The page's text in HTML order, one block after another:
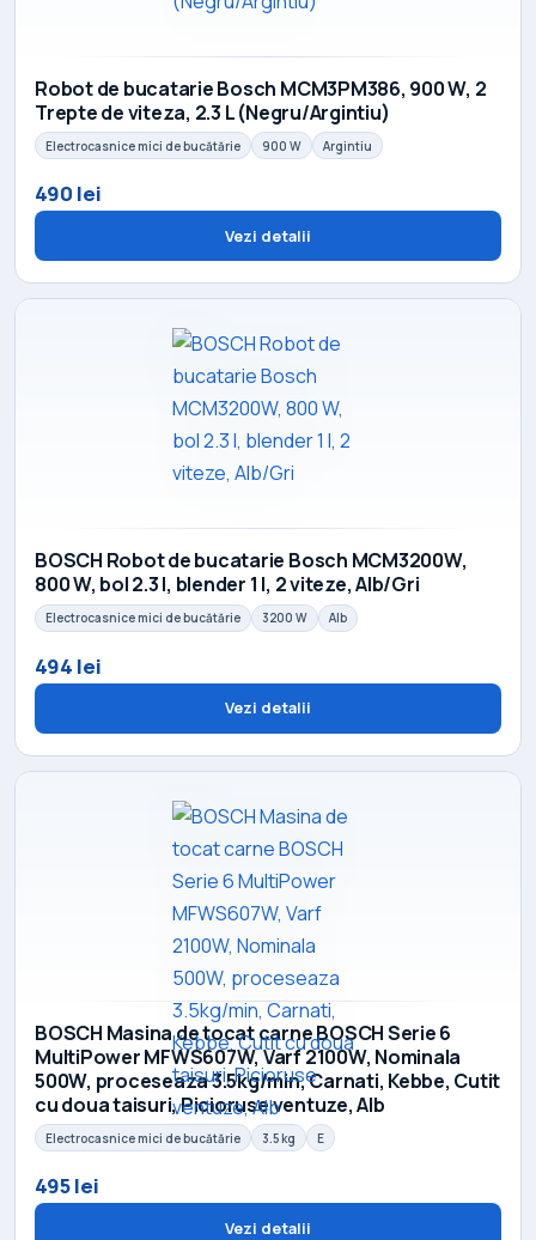
Robot de bucatarie Bosch MCM3PM386, 900 W, 2
Trepte de viteza, 2.3 L (Negru/Argintiu)
Electrocasnice mici de bucătărie 900 W Argintiu
490 lei
Vezi detalii
BOSCH Robot de bucatarie Bosch MCM3200W,
800 W, bol 2.3 l, blender 1 l, 2 viteze, Alb/Gri
Electrocasnice mici de bucătărie 3200 W Alb
494 lei
Vezi detalii
BOSCH Masina de tocat carne BOSCH Serie 6
MultiPower MFWS607W, Varf 2100W, Nominala
500W, proceseaza 3.5kg/min, Carnati, Kebbe, Cutit
cu doua taisuri, Picioruse ventuze, Alb
Electrocasnice mici de bucătărie 3.5 kg E
495 lei
Vezi detalii